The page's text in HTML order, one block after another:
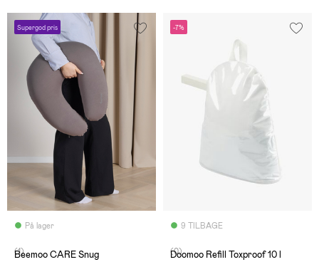
Supergod pris
På lager
(1)
Beemoo CARE Snug
-7%
9 TILBAGE
(0)
Doomoo Refill Toxproof 10 l